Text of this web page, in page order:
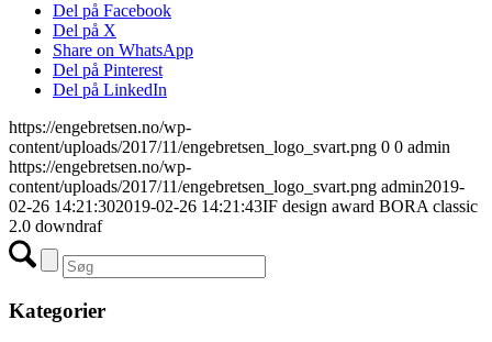
Del på Facebook
Del på X
Share on WhatsApp
Del på Pinterest
Del på LinkedIn
https://engebretsen.no/wp-
content/uploads/2017/11/engebretsen_logo_svart.png 0 0 admin
https://engebretsen.no/wp-
content/uploads/2017/11/engebretsen_logo_svart.png admin2019-
02-26 14:21:302019-02-26 14:21:43IF design award BORA classic
2.0 downdraf
Kategorier